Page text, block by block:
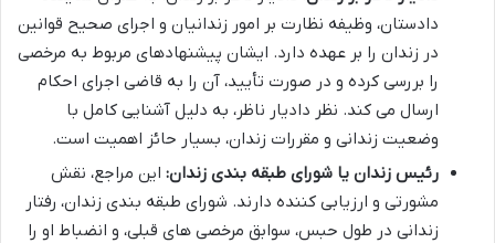
دادستان، وظیفه نظارت بر امور زندانیان و اجرای صحیح قوانین
در زندان را بر عهده دارد. ایشان پیشنهادهای مربوط به مرخصی
را بررسی کرده و در صورت تأیید، آن را به قاضی اجرای احکام
ارسال می کند. نظر دادیار ناظر، به دلیل آشنایی کامل با
وضعیت زندانی و مقررات زندان، بسیار حائز اهمیت است.
رئیس زندان یا شورای طبقه بندی زندان: این مراجع، نقش
مشورتی و ارزیابی کننده دارند. شورای طبقه بندی زندان، رفتار
زندانی در طول حبس، سوابق مرخصی های قبلی، و انضباط او را